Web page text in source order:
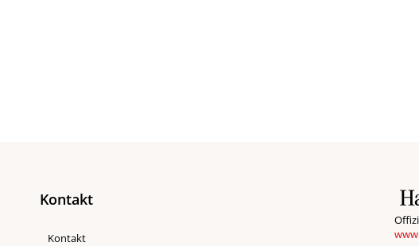
Kontakt
Kontakt